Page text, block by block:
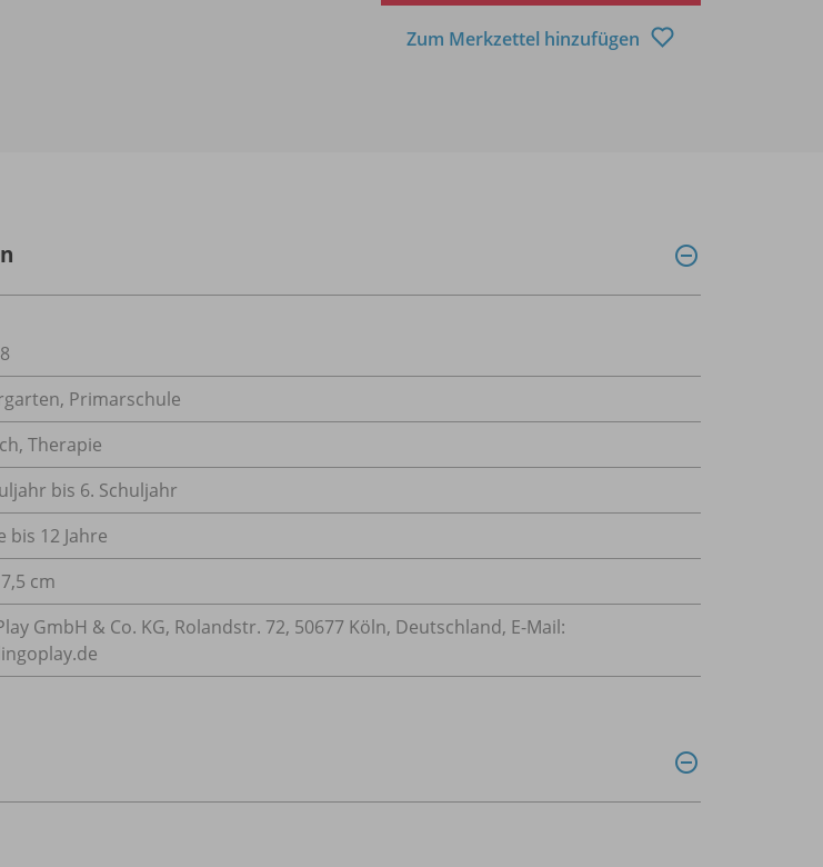
Zum Merkzettel hinzufügen
Primarschule
, Therapie
bis 6. Schuljahr
bis 12 Jahre
cm
GmbH & Co. KG, Rolandstr. 72, 50677 Köln, Deutschland, E-Mail: